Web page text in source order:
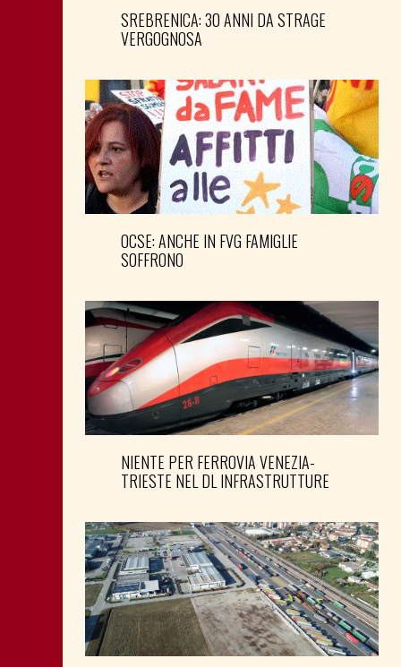
SREBRENICA: 30 ANNI DA STRAGE
VERGOGNOSA
OCSE: ANCHE IN FVG FAMIGLIE
SOFFRONO
NIENTE PER FERROVIA VENEZIA-
TRIESTE NEL DL INFRASTRUTTURE